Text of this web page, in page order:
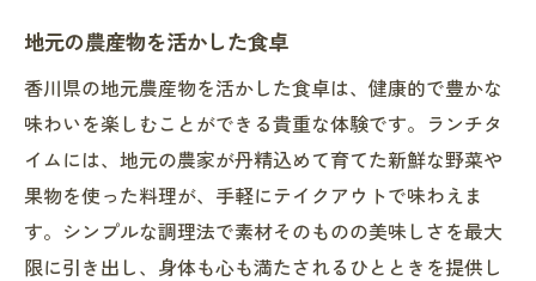
地元の農産物を活かした食卓
香川県の地元農産物を活かした食卓は、健康的で豊かな
味わいを楽しむことができる貴重な体験です。ランチタ
イムには、地元の農家が丹精込めて育てた新鮮な野菜や
果物を使った料理が、手軽にテイクアウトで味わえま
す。シンプルな調理法で素材そのものの美味しさを最大
限に引き出し、身体も心も満たされるひとときを提供し